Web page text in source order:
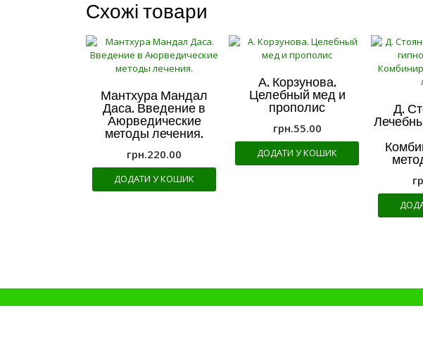
Схожі товари
Мантхура Мандал
Даса. Введение в
Аюрведические
методы лечения.
грн.220.00
ДОДАТИ У КОШИК
А. Корзунова.
Целебный мед и
прополис
грн.55.00
ДОДАТИ У КОШИК
Д.